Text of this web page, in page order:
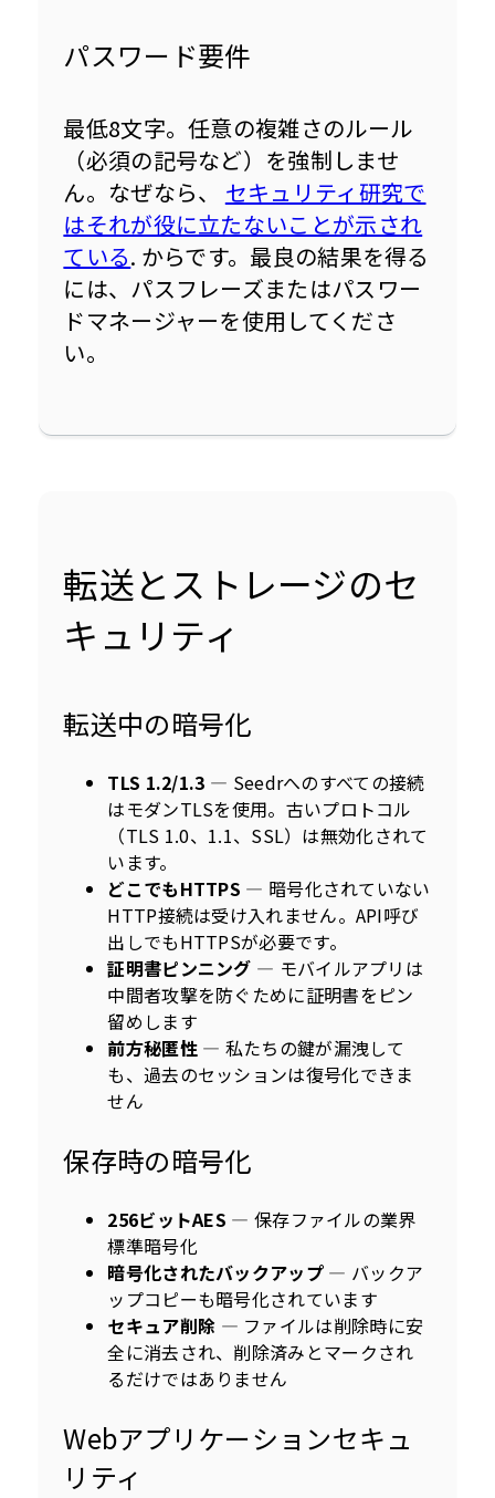
パスワード要件
最低8文字。任意の複雑さのルール
（必須の記号など）を強制しませ
ん。なぜなら、 セキュリティ研究で
はそれが役に立たないことが示され
ている. からです。最良の結果を得る
には、パスフレーズまたはパスワー
ドマネージャーを使用してくださ
い。
転送とストレージのセ
キュリティ
転送中の暗号化
TLS 1.2/1.3 — Seedrへのすべての接続
はモダンTLSを使用。古いプロトコル
（TLS 1.0、1.1、SSL）は無効化されて
います。
どこでもHTTPS — 暗号化されていない
HTTP接続は受け入れません。API呼び
出しでもHTTPSが必要です。
証明書ピンニング — モバイルアプリは
中間者攻撃を防ぐために証明書をピン
留めします
前方秘匿性— 私たちの鍵が漏洩して
も、過去のセッションは復号化できま
せん
保存時の暗号化
256ビットAES — 保存ファイルの業界
標準暗号化
暗号化されたバックアップ — バックア
ップコピーも暗号化されています
セキュア削除 — ファイルは削除時に安
全に消去され、削除済みとマークされ
るだけではありません
Webアプリケーションセキュ
リティ